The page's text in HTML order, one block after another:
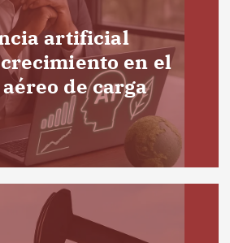
artificial
en el
de carga